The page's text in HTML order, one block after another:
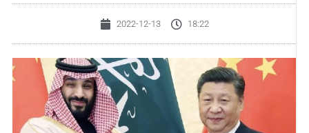
2022-12-13 18:22